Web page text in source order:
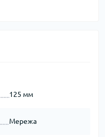
125 мм
Мережа